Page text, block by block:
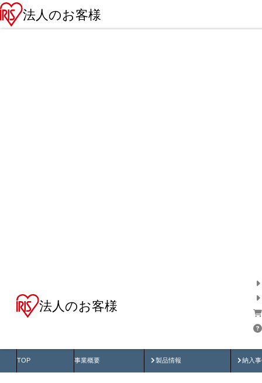
法人のお客様
法人のお客様
TOP 事業概要 製品情報
製品動画 納入
納